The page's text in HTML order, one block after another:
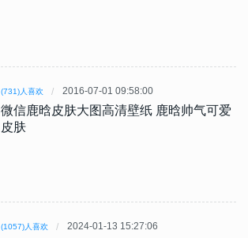
(731)人喜欢 2016-07-01 09:58:00
微信鹿晗皮肤大图高清壁纸 鹿晗帅气可爱
皮肤
(1057)人喜欢 2024-01-13 15:27:06